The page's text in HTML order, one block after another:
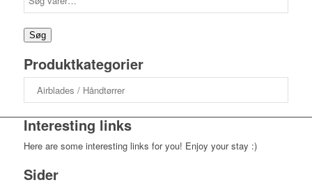
efter:
Søg
Produktkategorier
Interesting links
Here are some interesting links for you! Enjoy your stay :)
Sider